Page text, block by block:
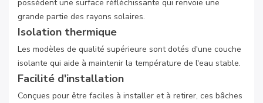
possèdent une surface réfléchissante qui renvoie une
grande partie des rayons solaires.
Isolation thermique
Les modèles de qualité supérieure sont dotés d'une couche
isolante qui aide à maintenir la température de l'eau stable.
Facilité d'installation
Conçues pour être faciles à installer et à retirer, ces bâches